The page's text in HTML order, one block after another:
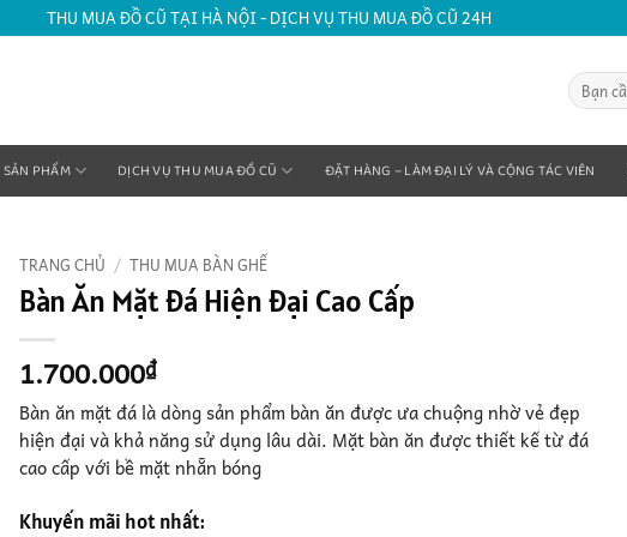
THU MUA ĐỒ CŨ TẠI HÀ NỘI - DỊCH VỤ THU MUA ĐỒ CŨ 24H
Tìm
kiếm:
SẢN PHẨM DỊCH VỤ THU MUA ĐỒ CŨ ĐẶT HÀNG – LÀM ĐẠI LÝ VÀ CỘNG TÁC VIÊN
TRANG CHỦ / THU MUA BÀN GHẾ
Bàn Ăn Mặt Đá Hiện Đại Cao Cấp
1.700.000₫
Bàn ăn mặt đá là dòng sản phẩm bàn ăn được ưa chuộng nhờ vẻ đẹp
hiện đại và khả năng sử dụng lâu dài. Mặt bàn ăn được thiết kế từ đá
cao cấp với bề mặt nhẵn bóng
Khuyến mãi hot nhất: